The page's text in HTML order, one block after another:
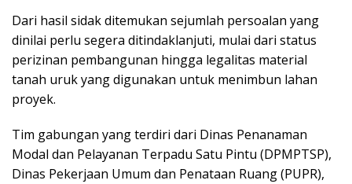
Dari hasil sidak ditemukan sejumlah persoalan yang
dinilai perlu segera ditindaklanjuti, mulai dari status
perizinan pembangunan hingga legalitas material
tanah uruk yang digunakan untuk menimbun lahan
proyek.
Tim gabungan yang terdiri dari Dinas Penanaman
Modal dan Pelayanan Terpadu Satu Pintu (DPMPTSP),
Dinas Pekerjaan Umum dan Penataan Ruang (PUPR),